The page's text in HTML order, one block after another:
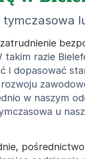
razie
i dopasować
w naszym
u